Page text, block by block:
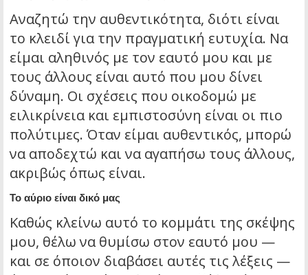
Αναζητώ την αυθεντικότητα, διότι είναι
το κλειδί για την πραγματική ευτυχία. Να
είμαι αληθινός με τον εαυτό μου και με
τους άλλους είναι αυτό που μου δίνει
δύναμη. Οι σχέσεις που οικοδομώ με
ειλικρίνεια και εμπιστοσύνη είναι οι πιο
πολύτιμες. Όταν είμαι αυθεντικός, μπορώ
να αποδεχτώ και να αγαπήσω τους άλλους,
ακριβώς όπως είναι.
Το αύριο είναι δικό μας
Καθώς κλείνω αυτό το κομμάτι της σκέψης
μου, θέλω να θυμίσω στον εαυτό μου —
και σε όποιον διαβάσει αυτές τις λέξεις —